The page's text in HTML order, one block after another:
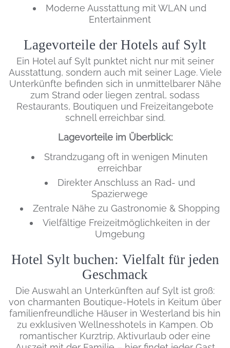
Moderne Ausstattung mit WLAN und
Entertainment
Lagevorteile der Hotels auf Sylt
Ein Hotel auf Sylt punktet nicht nur mit seiner
Ausstattung, sondern auch mit seiner Lage. Viele
Unterkünfte befinden sich in unmittelbarer Nähe
zum Strand oder liegen zentral, sodass
Restaurants, Boutiquen und Freizeitangebote
schnell erreichbar sind.
Lagevorteile im Überblick:
Strandzugang oft in wenigen Minuten
erreichbar
Direkter Anschluss an Rad- und
Spazierwege
Zentrale Nähe zu Gastronomie & Shopping
Vielfältige Freizeitmöglichkeiten in der
Umgebung
Hotel Sylt buchen: Vielfalt für jeden
Geschmack
Die Auswahl an Unterkünften auf Sylt ist groß:
von charmanten Boutique-Hotels in Keitum über
familienfreundliche Häuser in Westerland bis hin
zu exklusiven Wellnesshotels in Kampen. Ob
romantischer Kurztrip, Aktivurlaub oder eine